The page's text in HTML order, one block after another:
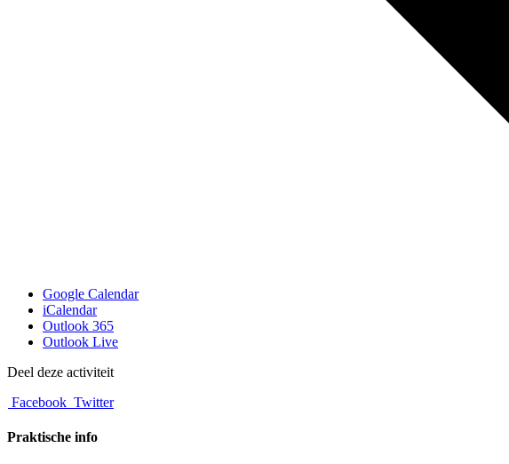
Google Calendar
iCalendar
Outlook 365
Outlook Live
Deel deze activiteit
Facebook Twitter
Praktische info